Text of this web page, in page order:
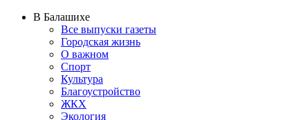
В Балашихе
Все выпуски газеты
Городская жизнь
О важном
Спорт
Культура
Благоустройство
ЖКХ
Экология